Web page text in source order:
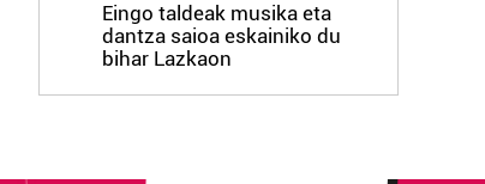
Eingo taldeak musika eta
dantza saioa eskainiko du
bihar Lazkaon